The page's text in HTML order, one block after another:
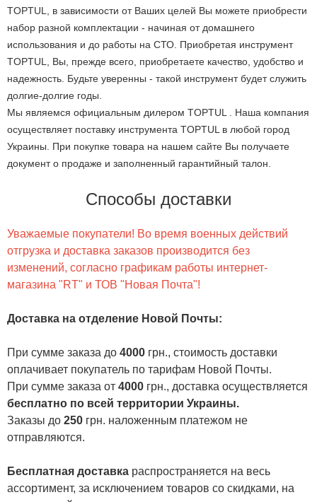
TOPTUL, в зависимости от Ваших целей Вы можете приобрести
набор разной комплектации - начиная от домашнего
использования и до работы на СТО. Приобретая инструмент
TOPTUL, Вы, прежде всего, приобретаете качество, удобство и
надежность. Будьте уверенны - такой инструмент будет служить
долгие-долгие годы.
Мы являемся официальным дилером TOPTUL . Наша компания
осуществляет поставку инструмента TOPTUL в любой город
Украины. При покупке товара на нашем сайте Вы получаете
документ о продаже и заполненный гарантийный талон.
Способы доставки
Уважаемые покупатели! Во время военных действий
отгрузка и доставка заказов производится без
изменений, согласно графикам работы интернет-
магазина "RT" и ТОВ "Новая Почта"!
Доставка на отделение Новой Почты:
При сумме заказа до 4000 грн., стоимость доставки
оплачивает покупатель по тарифам Новой Почты.
При сумме заказа от 4000 грн., доставка осуществляется
бесплатно по всей территории Украины.
Заказы до 250 грн. наложенным платежом не
отправляются.
Бесплатная доставка распространяется на весь
ассортимент, за исключением товаров со скидками, на